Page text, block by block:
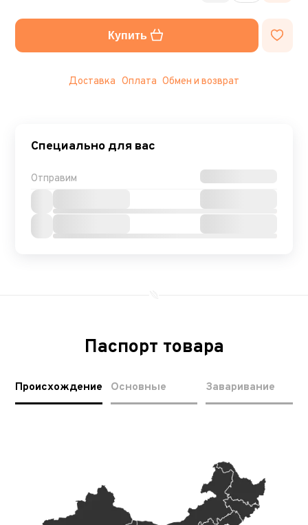
Купить
Доставка Оплата Обмен и возврат
Специально для вас
Отправим
Паспорт товара
Происхождение Основные Заваривание